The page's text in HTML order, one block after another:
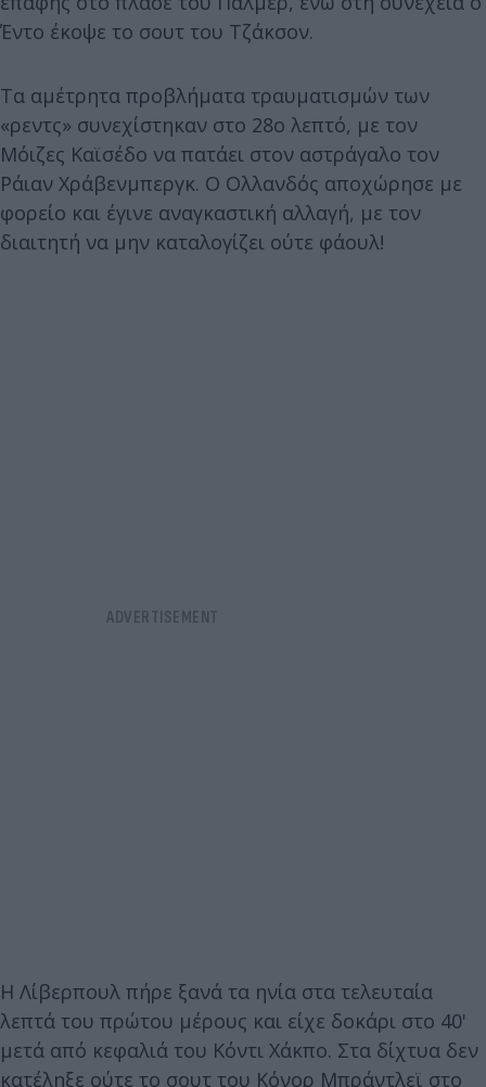
Έντο έκοψε το σουτ του Τζάκσον.
Τα αμέτρητα προβλήματα τραυματισμών των
«ρεντς» συνεχίστηκαν στο 28ο λεπτό, με τον
Μόιζες Καϊσέδο να πατάει στον αστράγαλο τον
Ράιαν Χράβενμπεργκ. Ο Ολλανδός αποχώρησε με
φορείο και έγινε αναγκαστική αλλαγή, με τον
διαιτητή να μην καταλογίζει ούτε φάουλ!
Η Λίβερπουλ πήρε ξανά τα ηνία στα τελευταία
λεπτά του πρώτου μέρους και είχε δοκάρι στο 40'
μετά από κεφαλιά του Κόντι Χάκπο. Στα δίχτυα δεν
κατέληξε ούτε το σουτ του Κόνορ Μπράντλεϊ στο